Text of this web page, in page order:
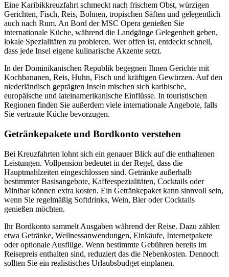
Eine Karibikkreuzfahrt schmeckt nach frischem Obst, würzigen
Gerichten, Fisch, Reis, Bohnen, tropischen Säften und gelegentlich
auch nach Rum. An Bord der MSC Opera genießen Sie
internationale Küche, während die Landgänge Gelegenheit geben,
lokale Spezialitäten zu probieren. Wer offen ist, entdeckt schnell,
dass jede Insel eigene kulinarische Akzente setzt.
In der Dominikanischen Republik begegnen Ihnen Gerichte mit
Kochbananen, Reis, Huhn, Fisch und kräftigen Gewürzen. Auf den
niederländisch geprägten Inseln mischen sich karibische,
europäische und lateinamerikanische Einflüsse. In touristischen
Regionen finden Sie außerdem viele internationale Angebote, falls
Sie vertraute Küche bevorzugen.
Getränkepakete und Bordkonto verstehen
Bei Kreuzfahrten lohnt sich ein genauer Blick auf die enthaltenen
Leistungen. Vollpension bedeutet in der Regel, dass die
Hauptmahlzeiten eingeschlossen sind. Getränke außerhalb
bestimmter Basisangebote, Kaffeespezialitäten, Cocktails oder
Minibar können extra kosten. Ein Getränkepaket kann sinnvoll sein,
wenn Sie regelmäßig Softdrinks, Wein, Bier oder Cocktails
genießen möchten.
Ihr Bordkonto sammelt Ausgaben während der Reise. Dazu zählen
etwa Getränke, Wellnessanwendungen, Einkäufe, Internetpakete
oder optionale Ausflüge. Wenn bestimmte Gebühren bereits im
Reisepreis enthalten sind, reduziert das die Nebenkosten. Dennoch
sollten Sie ein realistisches Urlaubsbudget einplanen.